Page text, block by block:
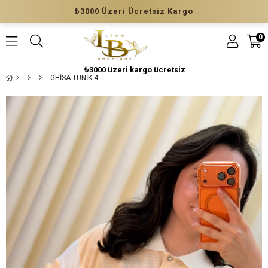
₺3000 Üzeri Ücretsiz Kargo
₺3000 üzeri kargo ücretsiz
0
GHİSA TUNİK 4327 SARI